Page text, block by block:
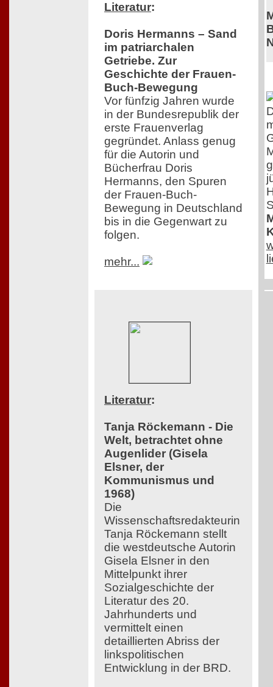
Literatur:
Doris Hermanns – Sand
im patriarchalen
Getriebe. Zur
Geschichte der Frauen-
Buch-Bewegung
Vor fünfzig Jahren wurde
in der Bundesrepublik der
erste Frauenverlag
gegründet. Anlass genug
für die Autorin und
Bücherfrau Doris
Hermanns, den Spuren
der Frauen-Buch-
Bewegung in Deutschland
bis in die Gegenwart zu
folgen.
mehr...
Literatur:
Tanja Röckemann - Die
Welt, betrachtet ohne
Augenlider (Gisela
Elsner, der
Kommunismus und
1968)
Die
Wissenschaftsredakteurin
Tanja Röckemann stellt
die westdeutsche Autorin
Gisela Elsner in den
Mittelpunkt ihrer
Sozialgeschichte der
Literatur des 20.
Jahrhunderts und
vermittelt einen
detaillierten Abriss der
linkspolitischen
Entwicklung in der BRD.